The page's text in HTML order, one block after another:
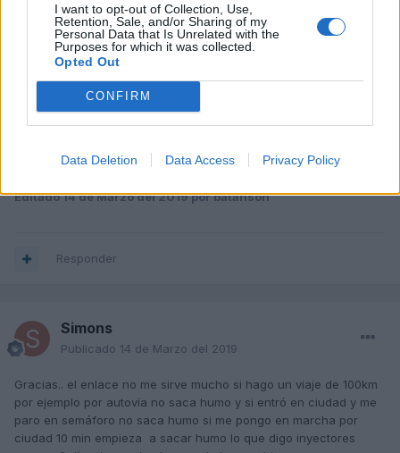
I want to opt-out of Collection, Use,
Retention, Sale, and/or Sharing of my
Personal Data that Is Unrelated with the
Purposes for which it was collected.
Opted Out
CONFIRM
Data Deletion Data Access Privacy Policy
batanson
Publicado14 de Marzo del 2019
Bienvenido.
A ver si este enlace te puede servir de ayuda:
https://www.google.com/amp/s/amp.autofacil.es/conductor/2017/
11/02/coche-diesel-echa-humo-blanco-grave/41185.html
Un saludo.
Editado14 de Marzo del 2019por batanson
Responder
Simons
Publicado 14 de Marzo del 2019
Gracias.. el enlace no me sirve mucho si hago un viaje de 100km
por ejemplo por autovía no saca humo y si entró en ciudad y me
paro en semáforo no saca humo si me pongo en marcha por
ciudad 10 min empieza a sacar humo lo que digo inyectores